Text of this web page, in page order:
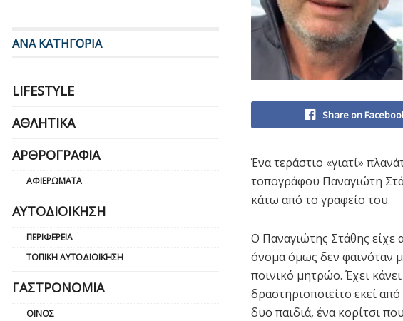
Share on
Ένα τεράστιο «γιατί»
τοπογράφου Παναγιώτη
κάτω από το γραφείο του.
Ο Παναγιώτης Στάθης είχε
όνομα όμως δεν φαινόταν
ποινικό μητρώο. Έχει
δραστηριοποιείτο εκεί
δυο παιδιά, ένα κορίτσι
ΑΝΑ ΚΑΤΗΓΟΡΙΑ
LIFESTYLE
ΑΘΛΗΤΙΚΆ
ΑΡΘΡΟΓΡΑΦΊΑ
ΑΦΙΕΡΏΜΑΤΑ
ΑΥΤΟΔΙΟΊΚΗΣΗ
ΠΕΡΙΦΈΡΕΙΑ
ΤΟΠΙΚΉ ΑΥΤΟΔΙΟΊΚΗΣΗ
ΓΑΣΤΡΟΝΟΜΊΑ
ΟΊΝΟΣ